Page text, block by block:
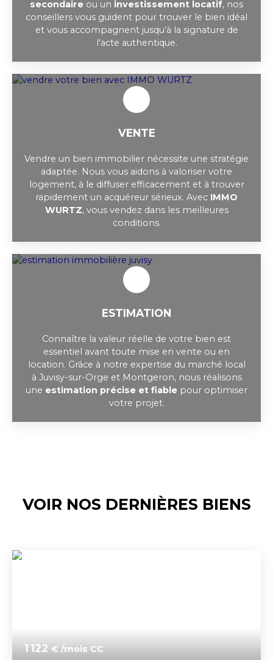
secondaire ou un investissement locatif, nos
conseillers vous guident pour trouver le bien idéal
et vous accompagnent jusqu’à la signature de
l’acte authentique.
VENTE
Vendre un bien immobilier nécessite une stratégie
adaptée. Nous vous aidons à valoriser votre
logement, à le diffuser efficacement et à trouver
rapidement un acquéreur sérieux. Avec IMMO
WURTZ, vous vendez dans les meilleures
conditions.
ESTIMATION
Connaître la valeur réelle de votre bien est
essentiel avant toute mise en vente ou en
location. Grâce à notre expertise du marché local
à Juvisy-sur-Orge et Montgeron, nous réalisons
une estimation précise et fiable pour optimiser
votre projet.
VOIR NOS DERNIÈRES BIENS
1 122 € /mois CC